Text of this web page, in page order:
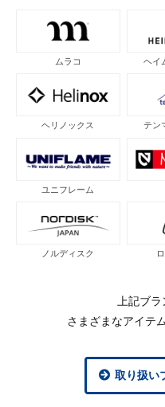
ムラコ ヘイ
ヘリノックス テン
ユニフレーム
ノルディスク
上記ブ
さまざまなアイテ
取り扱い